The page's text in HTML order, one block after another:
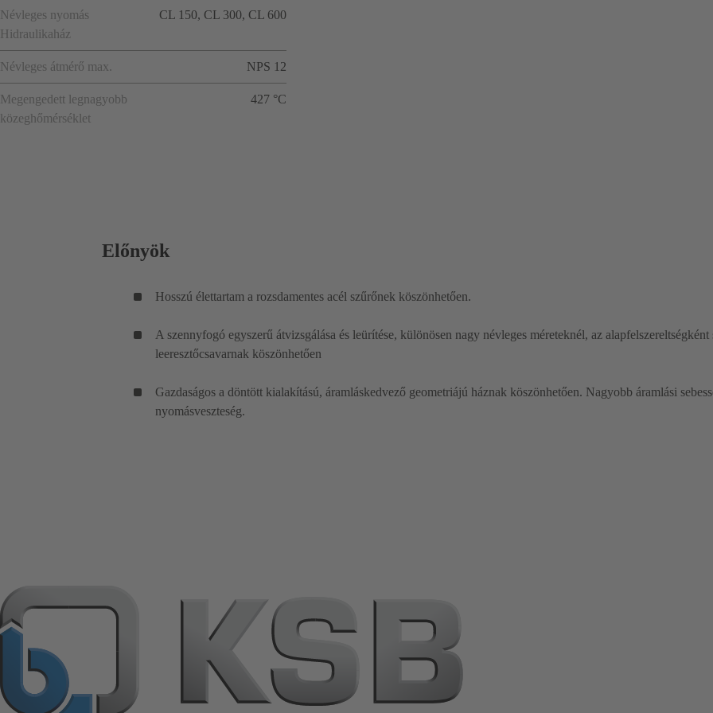
Névleges nyomás
Hidraulikaház
CL 150, CL 300, CL 600
Névleges átmérő max. NPS 12
Megengedett legnagyobb
közeghőmérséklet
427 °C
Előnyök
Hosszú élettartam a rozsdamentes acél szűrőnek köszönhetően.
A szennyfogó egyszerű átvizsgálása és leürítése, különösen nagy névleges méreteknél, az
leeresztőcsavarnak köszönhetően
Gazdaságos a döntött kialakítású, áramláskedvező geometriájú háznak köszönhetően. Nagyobb áramlási
nyomásveszteség.